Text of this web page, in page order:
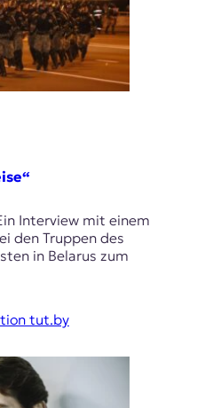
Interview mit einem
den Truppen des
in Belarus zum
tut.by